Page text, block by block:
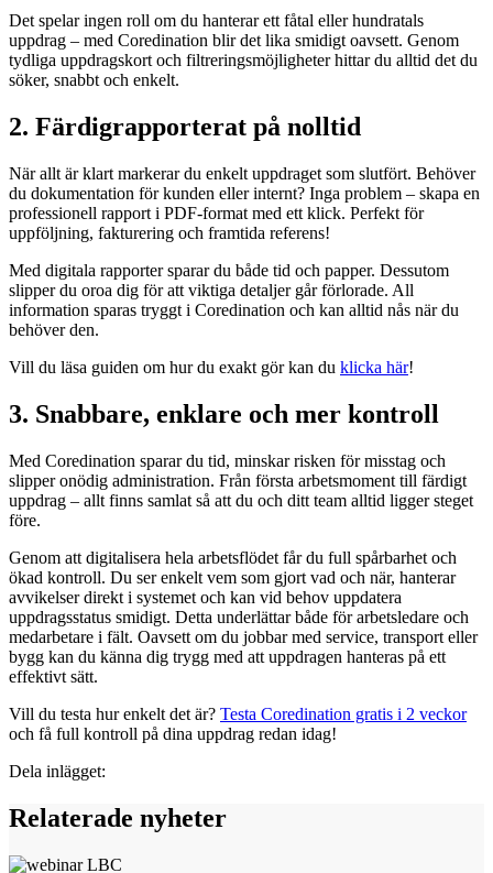
Det spelar ingen roll om du hanterar ett fåtal eller hundratals
uppdrag – med Coredination blir det lika smidigt oavsett. Genom
tydliga uppdragskort och filtreringsmöjligheter hittar du alltid det du
söker, snabbt och enkelt.
2. Färdigrapporterat på nolltid
När allt är klart markerar du enkelt uppdraget som slutfört. Behöver
du dokumentation för kunden eller internt? Inga problem – skapa en
professionell rapport i PDF-format med ett klick. Perfekt för
uppföljning, fakturering och framtida referens!
Med digitala rapporter sparar du både tid och papper. Dessutom
slipper du oroa dig för att viktiga detaljer går förlorade. All
information sparas tryggt i Coredination och kan alltid nås när du
behöver den.
Vill du läsa guiden om hur du exakt gör kan du klicka här!
3. Snabbare, enklare och mer kontroll
Med Coredination sparar du tid, minskar risken för misstag och
slipper onödig administration. Från första arbetsmoment till färdigt
uppdrag – allt finns samlat så att du och ditt team alltid ligger steget
före.
Genom att digitalisera hela arbetsflödet får du full spårbarhet och
ökad kontroll. Du ser enkelt vem som gjort vad och när, hanterar
avvikelser direkt i systemet och kan vid behov uppdatera
uppdragsstatus smidigt. Detta underlättar både för arbetsledare och
medarbetare i fält. Oavsett om du jobbar med service, transport eller
bygg kan du känna dig trygg med att uppdragen hanteras på ett
effektivt sätt.
Vill du testa hur enkelt det är? Testa Coredination gratis i 2 veckor
och få full kontroll på dina uppdrag redan idag!
Dela inlägget:
Relaterade nyheter